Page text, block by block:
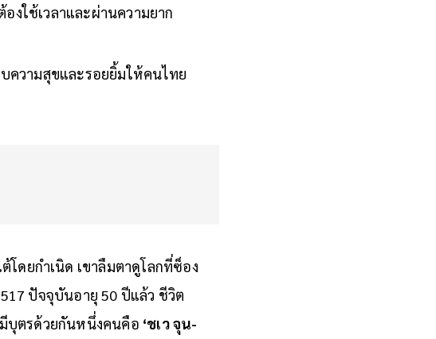
องใช้เวลาและผ่านความยาก
ความสุขและรอยยิ้มให้คนไทย
โดยกำเนิด เขาลืมตาดูโลกที่ซ็อง
ปัจจุบันอายุ 50 ปีแล้ว ชีวิต
บุตรด้วยกันหนึ่งคนคือ ‘ชเว จุน-